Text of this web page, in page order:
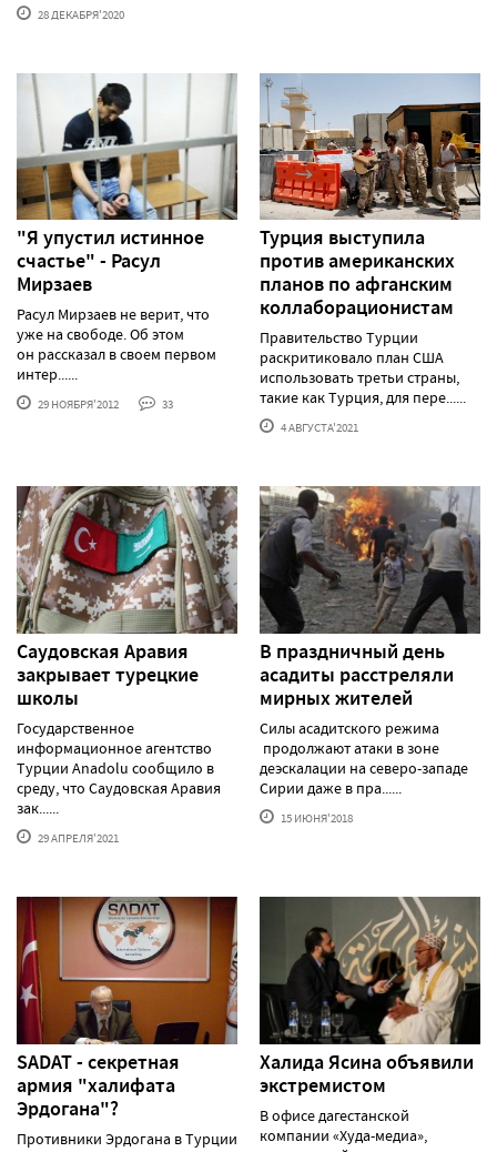
28 ДЕКАБРЯ'2020
"Я упустил истинное
счастье" - Расул
Мирзаев
Расул Мирзаев не верит, что
уже на свободе. Об этом
он рассказал в своем первом
интер......
29 НОЯБРЯ'2012 33
Турция выступила
против американских
планов по афганским
коллаборационистам
Правительство Турции
раскритиковало план США
использовать третьи страны,
такие как Турция, для пере......
4 АВГУСТА'2021
Саудовская Аравия
закрывает турецкие
школы
Государственное
информационное агентство
Турции Anadolu сообщило в
среду, что Саудовская Аравия
зак......
29 АПРЕЛЯ'2021
В праздничный день
асадиты расстреляли
мирных жителей
Силы асадитского режима
продолжают атаки в зоне
деэскалации на северо-западе
Сирии даже в пра......
15 ИЮНЯ'2018
SADAT - cекретная
армия "халифата
Эрдогана"?
Противники Эрдогана в Турции
Халида Ясина объявили
экстремистом
В офисе дагестанской
компании «Худа-медиа»,